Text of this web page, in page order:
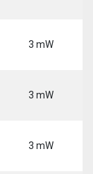
3 mW
3 mW
3 mW